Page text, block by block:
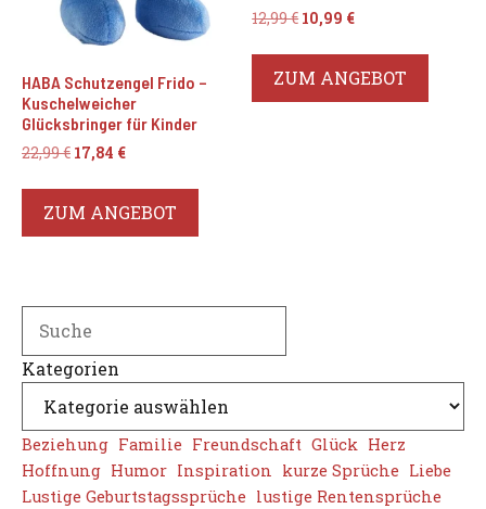
HABA Schutzengel Frido –
Kuschelweicher
Glücksbringer für Kinder
22,99€ Ursprünglicher
22,99 €
17,84 €Aktueller
17,84 €.
ZUM ANGEBOT
12,99€ Ursprünglicher
war:
12,99 €
10,99 €Aktueller
ist:
10,99 €.
ZUM ANGEBOT
Kategorien
Beziehung Familie Freundschaft Glück Herz
Hoffnung Humor Inspiration kurze Sprüche Liebe
Lustige Geburtstagssprüche lustige Rentensprüche